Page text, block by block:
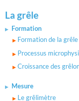
La grêle
Formation
Formation de la grêle
Processus
Croissance des
Mesure
Le grêlimètre